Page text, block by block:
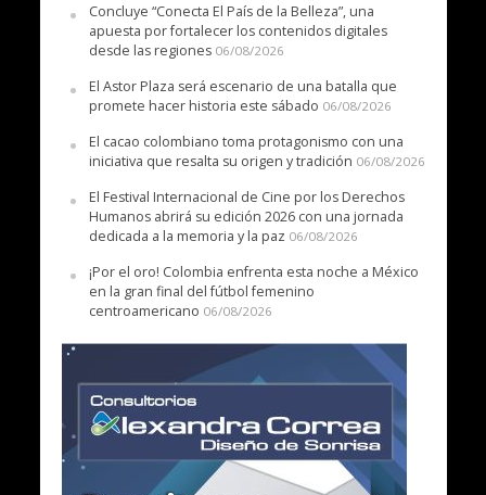
Concluye “Conecta El País de la Belleza”, una
apuesta por fortalecer los contenidos digitales
desde las regiones 06/08/2026
El Astor Plaza será escenario de una batalla que
promete hacer historia este sábado 06/08/2026
El cacao colombiano toma protagonismo con una
iniciativa que resalta su origen y tradición 06/08/2026
El Festival Internacional de Cine por los Derechos
Humanos abrirá su edición 2026 con una jornada
dedicada a la memoria y la paz 06/08/2026
¡Por el oro! Colombia enfrenta esta noche a México
en la gran final del fútbol femenino
centroamericano 06/08/2026